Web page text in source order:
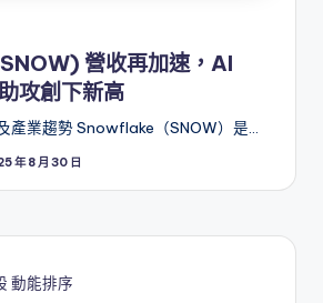
營收再加速，AI
攻創下新高
產業趨勢 Snowflake（SNOW）是…
年 8 月 30 日
動能排序